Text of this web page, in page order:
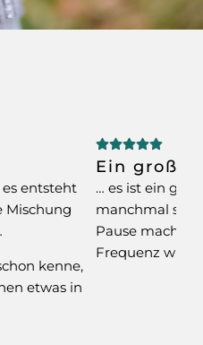
es entsteht
Mischung
kenne,
etwas in
Ein
… es ist ein
manchmal so
Pause machen
Frequenz